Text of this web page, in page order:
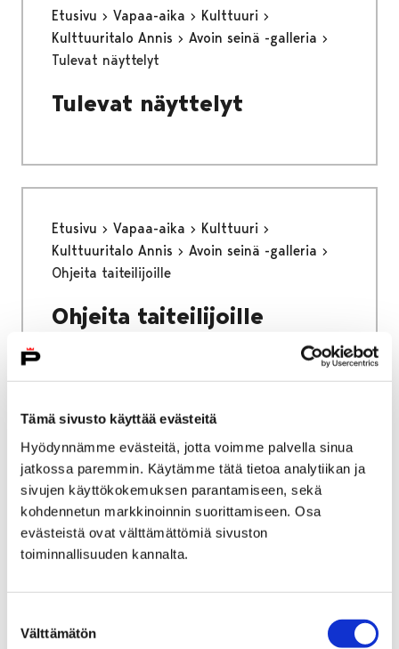
Tämä sivusto käyttää evästeitä
Hyödynnämme evästeitä, jotta voimme palvella sinua
jatkossa paremmin. Käytämme tätä tietoa analytiikan ja
sivujen käyttökokemuksen parantamiseen, sekä
kohdennetun markkinoinnin suorittamiseen. Osa
evästeistä ovat välttämättömiä sivuston
toiminnallisuuden kannalta.
valinta
Välttämätön
Etusivu Vapaa-aika
Kulttuuri
Kulttuuritalo Annis
Avoin seinä -galleria
Tulevat näyttelyt
Tulevat näyttelyt
Etusivu Vapaa-aika
Kulttuuri
Kulttuuritalo Annis
Avoin seinä -galleria
Ohjeita taiteilijoille
Ohjeita taiteilijoille
Etusivu Vapaa-aika
Nuoret
Kulttuuritalo Annis
Kulttuuritalo Annis
Etusivu